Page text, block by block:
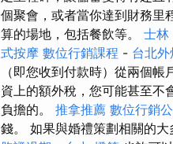
個聚會，或者當你達到財務里
算的場地，包括餐飲等。 士林
式按摩 數位行銷課程 - 台北外
（即您收到付款時）從兩個帳
資上的額外稅，您可能甚至不
負擔的。 推拿推薦 數位行銷
錢。 如果與婚禮策劃相關的